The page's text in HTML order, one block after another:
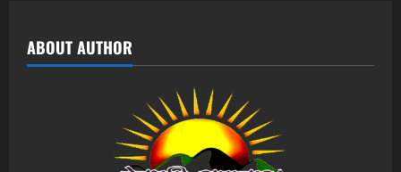
ABOUT AUTHOR